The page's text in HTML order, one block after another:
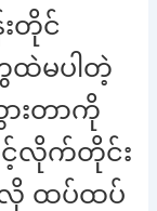
းတိုင်
ထဲမပါတဲ့
ားတာကို
င့်လိုက်တိုင်း
ထပ်ထပ်